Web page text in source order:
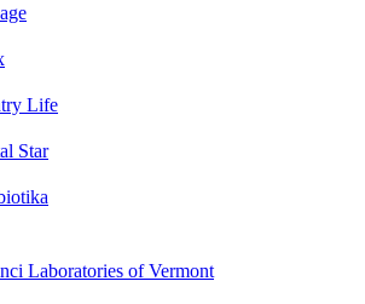
Life
Star
Laboratories of Vermont